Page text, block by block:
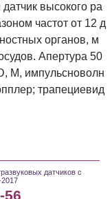
высокого ра
частот от 12 д
органов, м
Апертура 50
М, импульсноволн
трапециевид
датчиков с
56